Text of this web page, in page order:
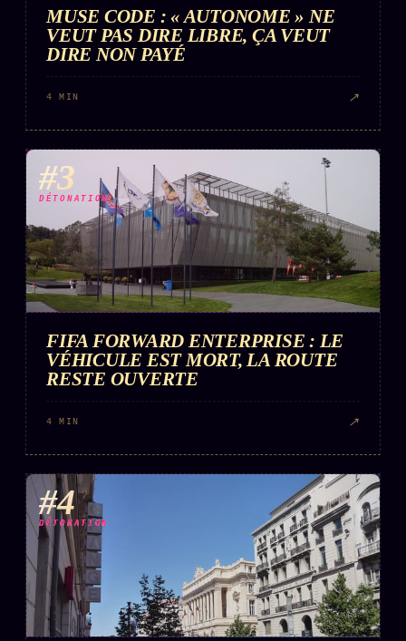
Mentions légales
llms.txt
MUSE CODE : « AUTONOME » NE
VEUT PAS DIRE LIBRE, ÇA VEUT
DIRE NON PAYÉ
4 MIN ↗
#3
DÉTONATION
FIFA FORWARD ENTERPRISE : LE
VÉHICULE EST MORT, LA ROUTE
RESTE OUVERTE
4 MIN ↗
#4
DÉTONATION